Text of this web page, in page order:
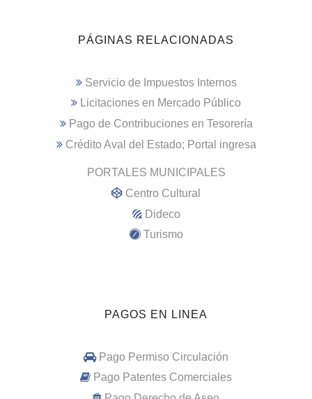
PÁGINAS RELACIONADAS
Servicio de Impuestos Internos
Licitaciones en Mercado Público
Pago de Contribuciones en Tesorería
Crédito Aval del Estado; Portal ingresa
PORTALES MUNICIPALES
Centro Cultural
Dideco
Turismo
PAGOS EN LINEA
Pago Permiso Circulación
Pago Patentes Comerciales